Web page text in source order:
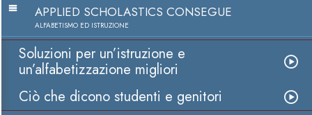
APPLIED SCHOLASTICS CONSEGUE
ALFABETISMO ED ISTRUZIONE
Soluzioni per un’istruzione e
un’alfabetizzazione migliori
Ciò che dicono studenti e genitori